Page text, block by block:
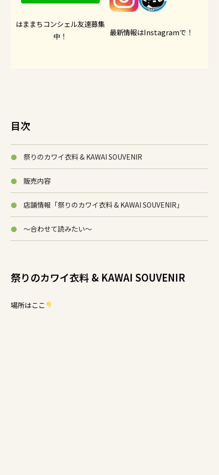
はままちコンシェル友達募集
中！
最新情報はInstagramで！
目次
祭りのカワイ衣料 & KAWAI SOUVENIR
販売内容
店舗情報「祭りのカワイ衣料 & KAWAI SOUVENIR」
～合わせて読みたい～
祭りのカワイ衣料 & KAWAI SOUVENIR
場所はここ